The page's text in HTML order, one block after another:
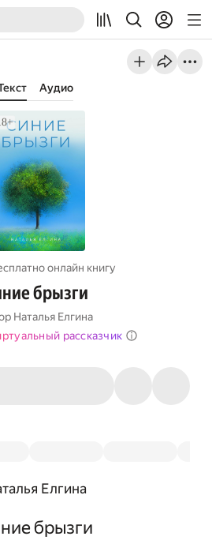
Аудио
онлайн книгу
брызги
Наталья Елгина
рассказчик
Елгина
брызги